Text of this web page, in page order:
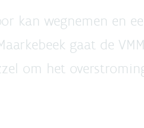
kan wegnemen en
gaat de
om het